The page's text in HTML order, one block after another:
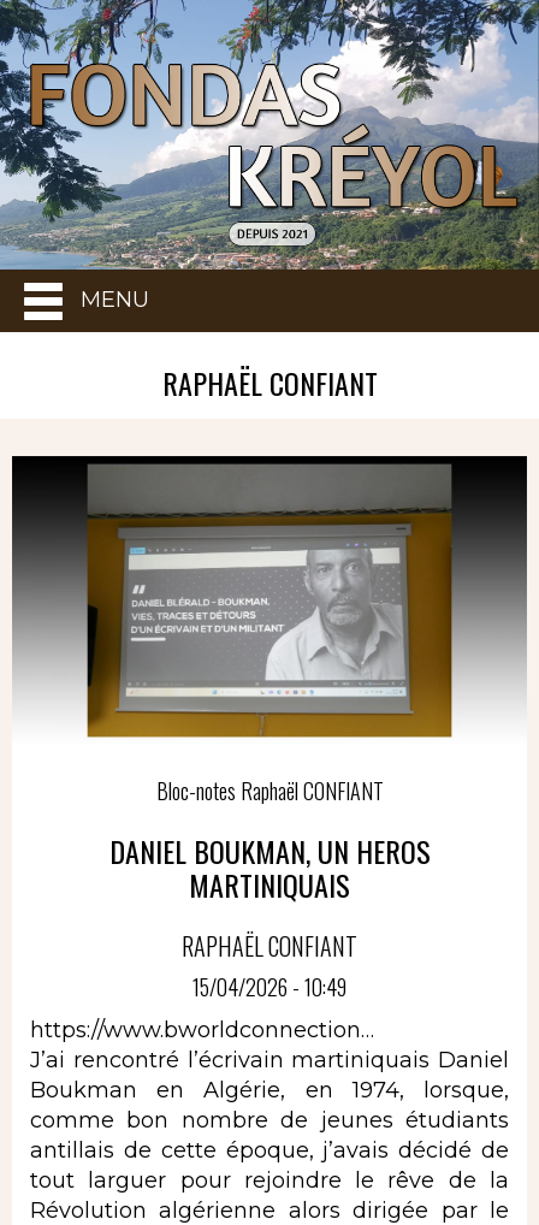
MENU
RAPHAËL CONFIANT
Bloc-notes Raphaël CONFIANT
DANIEL BOUKMAN, UN HEROS
MARTINIQUAIS
RAPHAËL CONFIANT
15/04/2026 - 10:49
https://www.bworldconnection…
J’ai rencontré l’écrivain martiniquais Daniel
Boukman en Algérie, en 1974, lorsque,
comme bon nombre de jeunes étudiants
antillais de cette époque, j’avais décidé de
tout larguer pour rejoindre le rêve de la
Révolution algérienne alors dirigée par le